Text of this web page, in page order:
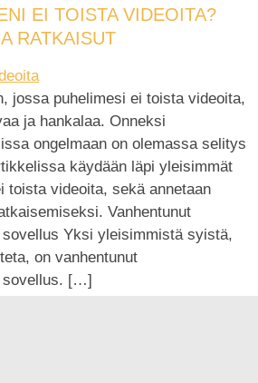
EI TOISTA VIDEOITA?
RATKAISUT
jossa puhelimesi ei toista videoita,
ja hankalaa. Onneksi
ongelmaan on olemassa selitys
käydään läpi yleisimmät
toista videoita, sekä annetaan
Vanhentunut
Yksi yleisimmistä syistä,
on vanhentunut
sovellus. […]